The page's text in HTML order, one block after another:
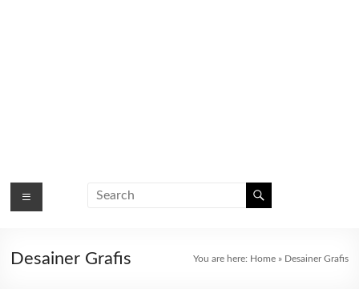
Desainer Grafis You are here: Home» Desainer Grafis